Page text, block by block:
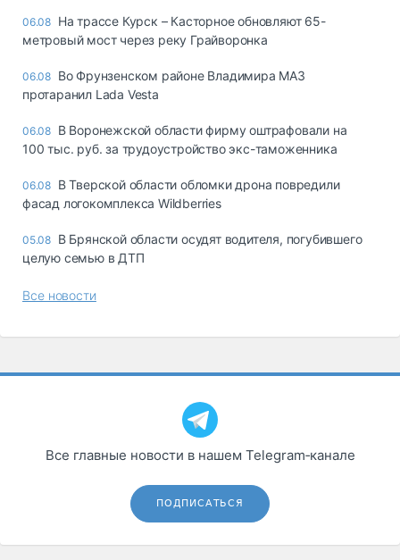
06.08 На трассе Курск – Касторное обновляют 65-
метровый мост через реку Грайворонка
06.08 Во Фрунзенском районе Владимира МАЗ
протаранил Lada Vesta
06.08 В Воронежской области фирму оштрафовали на
100 тыс. руб. за трудоустройство экс-таможенника
06.08 В Тверской области обломки дрона повредили
фасад логокомплекса Wildberries
05.08 В Брянской области осудят водителя, погубившего
целую семью в ДТП
Все новости
Все главные новости в нашем Telegram‑канале
ПОДПИСАТЬСЯ